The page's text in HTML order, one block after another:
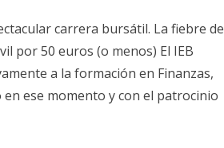
carrera bursátil. La fiebre de
por 50 euros (o menos) El IEB
a la formación en Finanzas,
ese momento y con el patrocinio